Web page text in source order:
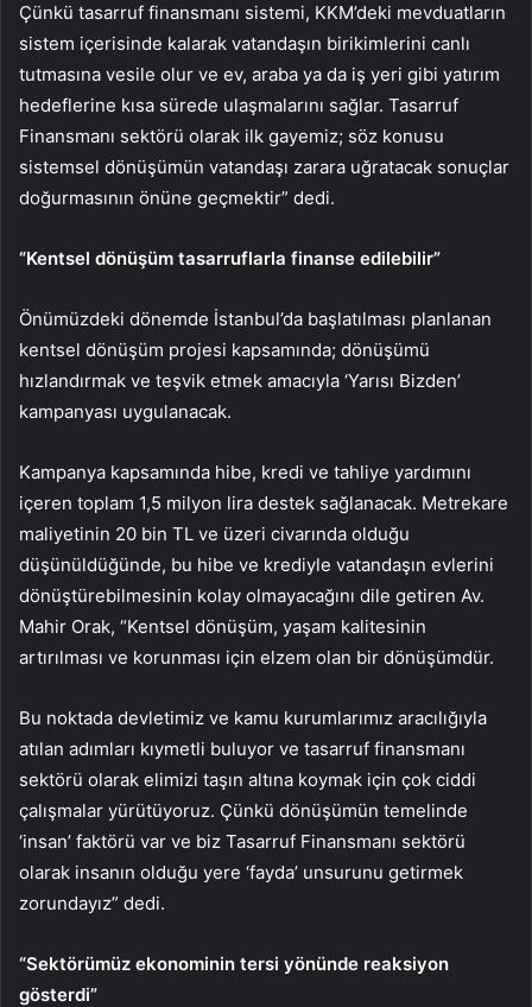
Çünkü tasarruf finansmanı sistemi, KKM’deki mevduatların
sistem içerisinde kalarak vatandaşın birikimlerini canlı
tutmasına vesile olur ve ev, araba ya da iş yeri gibi yatırım
hedeflerine kısa sürede ulaşmalarını sağlar. Tasarruf
Finansmanı sektörü olarak ilk gayemiz; söz konusu
sistemsel dönüşümün vatandaşı zarara uğratacak sonuçlar
doğurmasının önüne geçmektir” dedi.
“Kentsel dönüşüm tasarruflarla finanse edilebilir”
Önümüzdeki dönemde İstanbul’da başlatılması planlanan
kentsel dönüşüm projesi kapsamında; dönüşümü
hızlandırmak ve teşvik etmek amacıyla ‘Yarısı Bizden’
kampanyası uygulanacak.
Kampanya kapsamında hibe, kredi ve tahliye yardımını
içeren toplam 1,5 milyon lira destek sağlanacak. Metrekare
maliyetinin 20 bin TL ve üzeri civarında olduğu
düşünüldüğünde, bu hibe ve krediyle vatandaşın evlerini
dönüştürebilmesinin kolay olmayacağını dile getiren Av.
Mahir Orak, “Kentsel dönüşüm, yaşam kalitesinin
artırılması ve korunması için elzem olan bir dönüşümdür.
Bu noktada devletimiz ve kamu kurumlarımız aracılığıyla
atılan adımları kıymetli buluyor ve tasarruf finansmanı
sektörü olarak elimizi taşın altına koymak için çok ciddi
çalışmalar yürütüyoruz. Çünkü dönüşümün temelinde
‘insan’ faktörü var ve biz Tasarruf Finansmanı sektörü
olarak insanın olduğu yere ‘fayda’ unsurunu getirmek
zorundayız” dedi.
“Sektörümüz ekonominin tersi yönünde reaksiyon
gösterdi”